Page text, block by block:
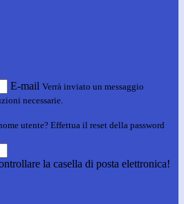
E-mail Verrà inviato un messaggio
necessarie.
utente? Effettua il reset della password
la casella di posta elettronica!